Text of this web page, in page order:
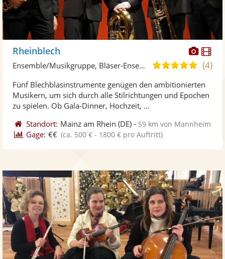
Fotos
Rheinblech
5,0
5
(4)
Ensemble/Musikgruppe, Bläser-Ensemble
Fünf Blechblasinstrumente genügen den ambitionierten
Musikern, um sich durch alle Stilrichtungen und Epochen
zu spielen. Ob Gala-Dinner, Hochzeit, ...
Standort: Mainz am Rhein (DE) - 59 km von Mannheim
Gage: €€ (ca. 500 € - 1800 € pro Auftritt)